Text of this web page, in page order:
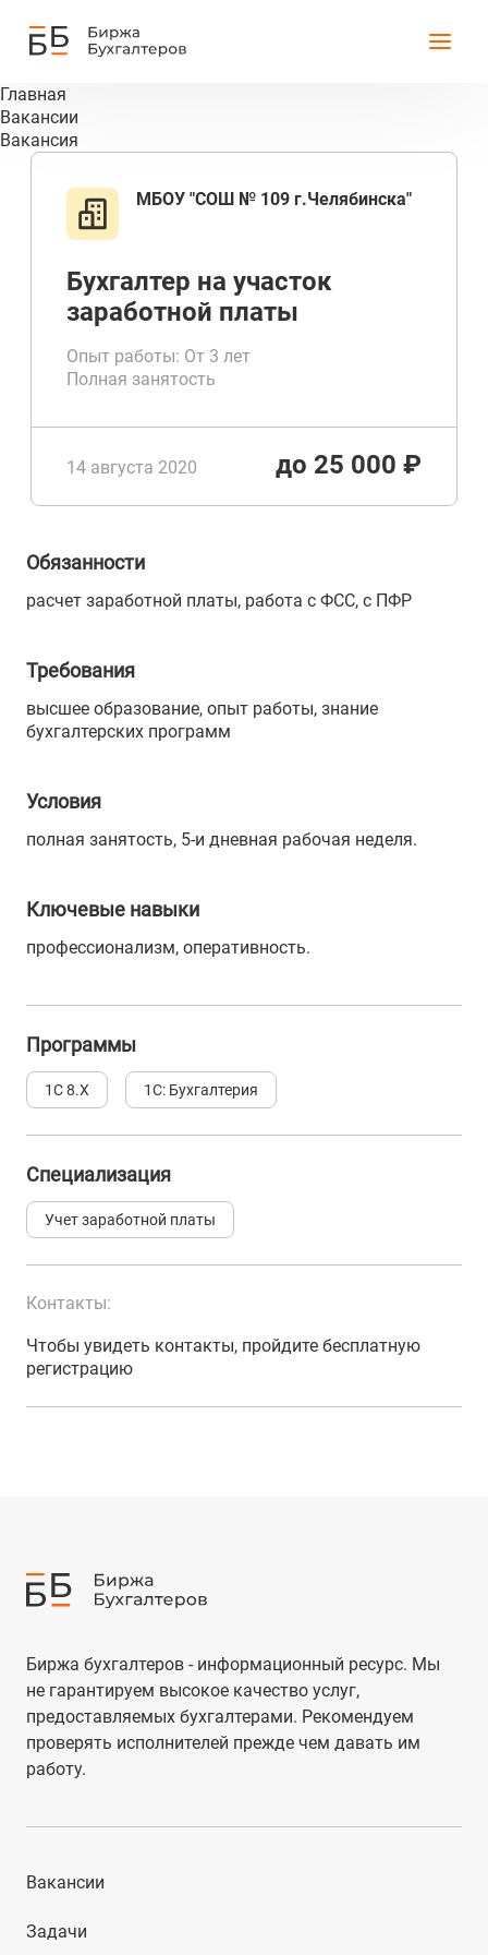
Главная
Вакансии
Вакансия
МБОУ "СОШ № 109 г.Челябинска"
Бухгалтер на участок
заработной платы
Опыт работы: От 3 лет
Полная занятость
14 августа 2020 до 25 000 ₽
Обязанности
расчет заработной платы, работа с ФСС, с ПФР
Требования
высшее образование, опыт работы, знание
бухгалтерских программ
Условия
полная занятость, 5-и дневная рабочая неделя.
Ключевые навыки
профессионализм, оперативность.
Программы
1С 8.Х 1С: Бухгалтерия
Специализация
Учет заработной платы
Контакты:
Чтобы увидеть контакты, пройдите бесплатную
регистрацию
Биржа бухгалтеров - информационный ресурс. Мы
не гарантируем высокое качество услуг,
предоставляемых бухгалтерами. Рекомендуем
проверять исполнителей прежде чем давать им
работу.
Вакансии
Задачи